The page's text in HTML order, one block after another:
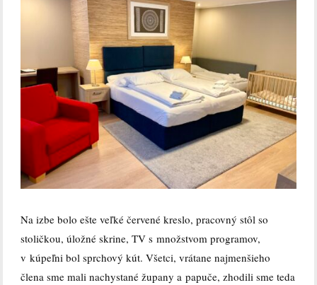
Na izbe bolo ešte veľké červené kreslo, pracovný stôl so
stoličkou, úložné skrine, TV s množstvom programov,
v kúpeľni bol sprchový kút. Všetci, vrátane najmenšieho
člena sme mali nachystané župany a papuče, zhodili sme teda